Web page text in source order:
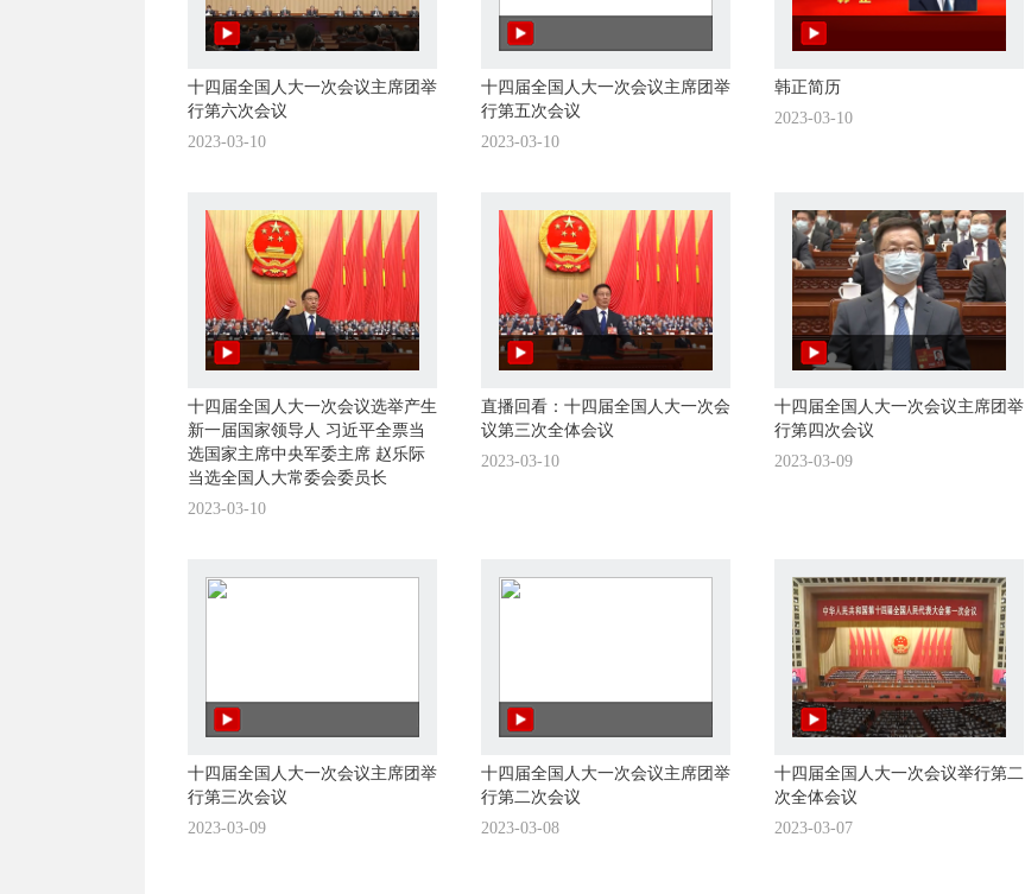
十四届全国人大一次会议主席团举
行第六次会议
2023-03-10
十四届全国人大一次会议主席团举
行第五次会议
2023-03-10
韩正简历
2023-03-10
十四届全国人大一次会议选举产生
新一届国家领导人 习近平全票当
选国家主席中央军委主席 赵乐际
当选全国人大常委会委员长
2023-03-10
直播回看：十四届全国人大一次会
议第三次全体会议
2023-03-10
十四届全国人大一次会议主席团举
行第四次会议
2023-03-09
十四届全国人大一次会议主席团举
行第三次会议
2023-03-09
十四届全国人大一次会议主席团举
行第二次会议
2023-03-08
十四届全国人大一次会议举行第二
次全体会议
2023-03-07